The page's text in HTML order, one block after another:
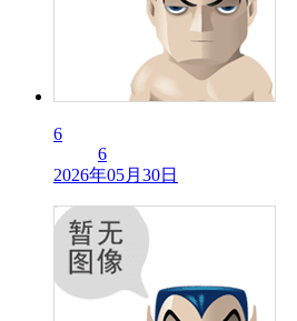
6
6
2026年05月30日